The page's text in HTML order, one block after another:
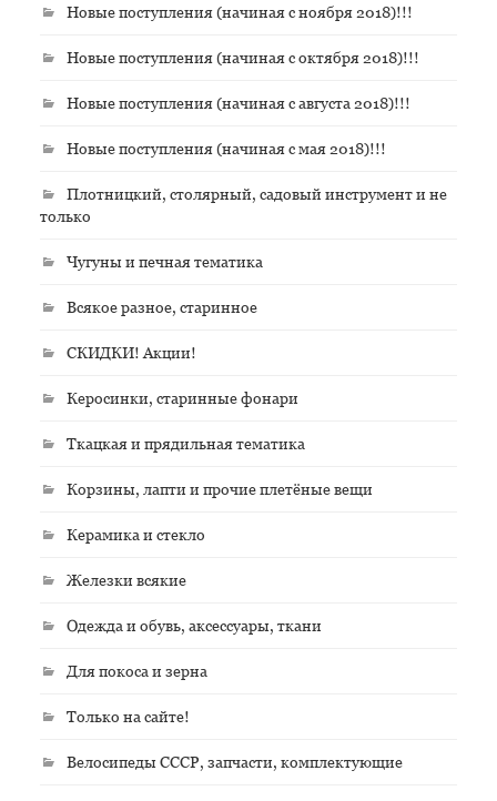
Новые поступления (начиная с ноября 2018)!!!
Новые поступления (начиная с октября 2018)!!!
Новые поступления (начиная с августа 2018)!!!
Новые поступления (начиная с мая 2018)!!!
Плотницкий, столярный, садовый инструмент и не
только
Чугуны и печная тематика
Всякое разное, старинное
СКИДКИ! Акции!
Керосинки, старинные фонари
Ткацкая и прядильная тематика
Корзины, лапти и прочие плетёные вещи
Керамика и стекло
Железки всякие
Одежда и обувь, аксессуары, ткани
Для покоса и зерна
Только на сайте!
Велосипеды СССР, запчасти, комплектующие